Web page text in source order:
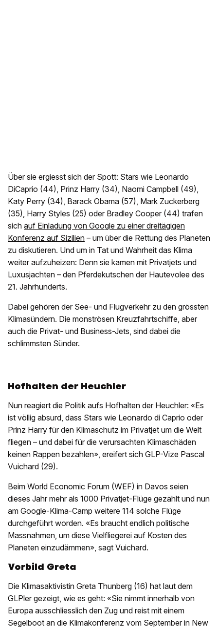
Über sie ergiesst sich der Spott: Stars wie Leonardo
DiCaprio (44), Prinz Harry (34), Naomi Campbell (49),
Katy Perry (34), Barack Obama (57), Mark Zuckerberg
(35), Harry Styles (25) oder Bradley Cooper (44) trafen
sich auf Einladung von Google zu einer dreitägigen
Konferenz auf Sizilien – um über die Rettung des Planeten
zu diskutieren. Und um in Tat und Wahrheit das Klima
weiter aufzuheizen: Denn sie kamen mit Privatjets und
Luxusjachten – den Pferdekutschen der Hautevolee des
21. Jahrhunderts.
Dabei gehören der See- und Flugverkehr zu den grössten
Klimasündern. Die monströsen Kreuzfahrtschiffe, aber
auch die Privat- und Business-Jets, sind dabei die
schlimmsten Sünder.
Hofhalten der Heuchler
Nun reagiert die Politik aufs Hofhalten der Heuchler: «Es
ist völlig absurd, dass Stars wie Leonardo di Caprio oder
Prinz Harry für den Klimaschutz im Privatjet um die Welt
fliegen – und dabei für die verursachten Klimaschäden
keinen Rappen bezahlen», ereifert sich GLP-Vize Pascal
Vuichard (29).
Beim World Economic Forum (WEF) in Davos seien
dieses Jahr mehr als 1000 Privatjet-Flüge gezählt und nun
am Google-Klima-Camp weitere 114 solche Flüge
durchgeführt worden. «Es braucht endlich politische
Massnahmen, um diese Vielfliegerei auf Kosten des
Planeten einzudämmen», sagt Vuichard.
Vorbild Greta
Die Klimasaktivistin Greta Thunberg (16) hat laut dem
GLPler gezeigt, wie es geht: «Sie nimmt innerhalb von
Europa ausschliesslich den Zug und reist mit einem
Segelboot an die Klimakonferenz vom September in New